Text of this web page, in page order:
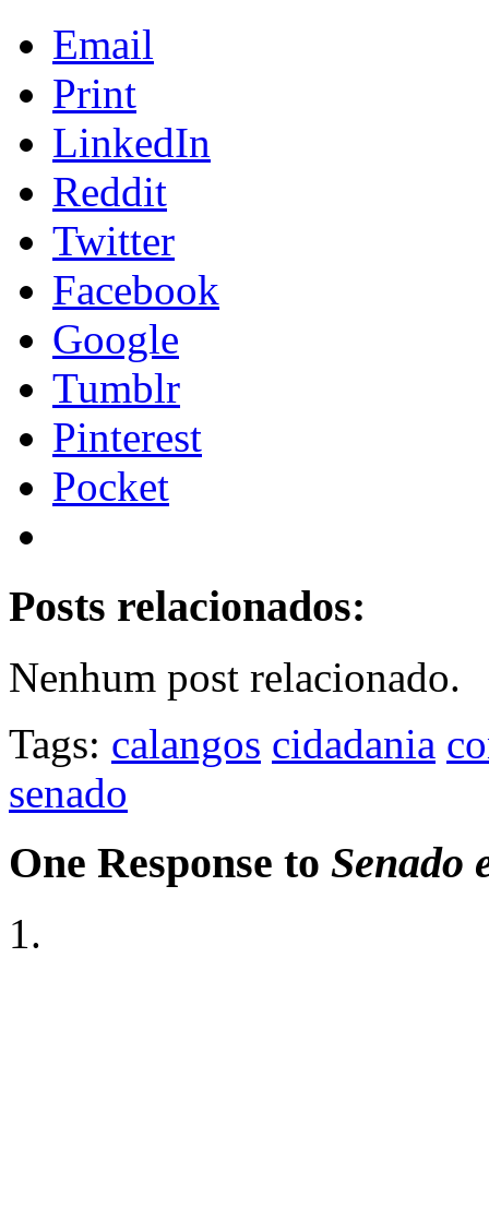
Email
Print
LinkedIn
Reddit
Twitter
Facebook
Google
Tumblr
Pinterest
Pocket
Posts relacionados:
Nenhum post relacionado.
Tags: calangos cidadania
senado
One Response to Senado